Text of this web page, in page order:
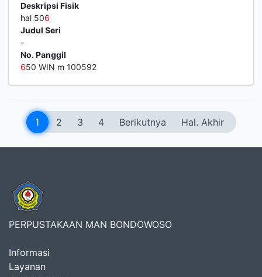
Deskripsi Fisik
hal 506
Judul Seri
-
No. Panggil
650 WIN m 100592
1 2 3 4 Berikutnya Hal. Akhir
PERPUSTAKAAN MAN BONDOWOSO
Informasi
Layanan